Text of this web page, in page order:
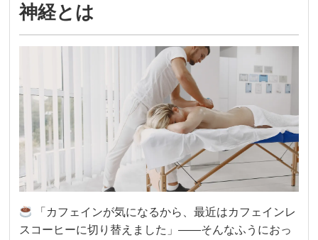
神経とは
「カフェインが気になるから、最近はカフェインレ
スコーヒーに切り替えました」——そんなふうにおっ